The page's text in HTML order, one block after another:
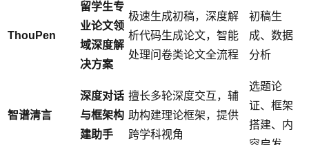
ThouPen
留学生专
业论文领
域深度解
决方案
极速生成初稿，深度解
析代码生成论文，智能
处理问卷类论文全流程
初稿生
成、数据
分析
智谱清言
深度对话
与框架构
建助手
擅长多轮深度交互，辅
助构建理论框架，提供
跨学科视角
选题论
证、框架
搭建、内